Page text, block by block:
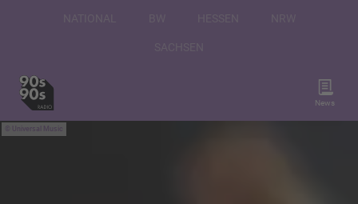
News
Universal Music